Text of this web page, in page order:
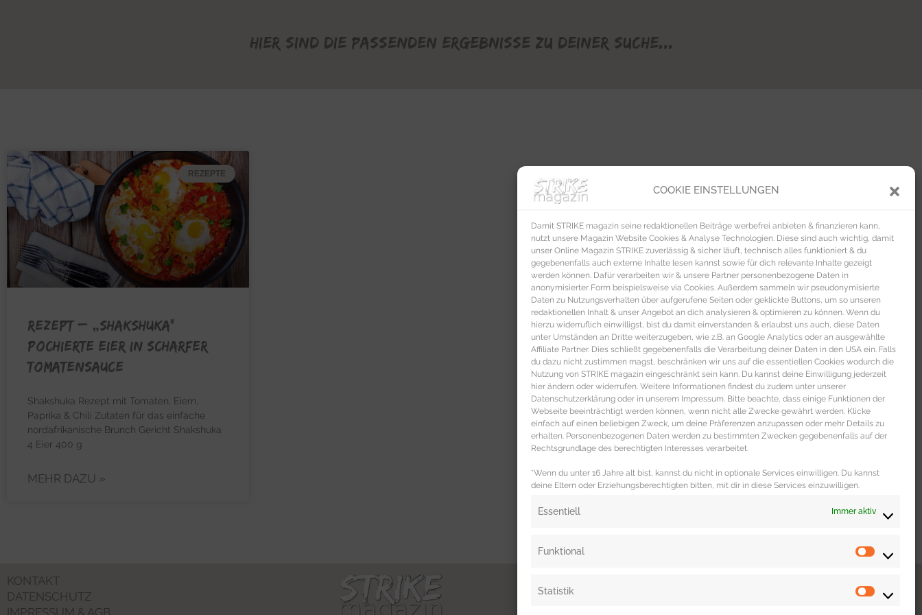
COOKIE EINSTELLUNGEN
Damit STRIKE magazin seine redaktionellen Beiträge werbefrei anbieten & finanzieren kann,
nutzt unsere Magazin Website Cookies & Analyse Technologien. Diese sind auch wichtig, damit
unser Online Magazin STRIKE zuverlässig & sicher läuft, technisch alles funktioniert & du
gegebenenfalls auch externe Inhalte lesen kannst sowie für dich relevante Inhalte gezeigt
werden können. Dafür verarbeiten wir & unsere Partner personenbezogene Daten in
anonymisierter Form beispielsweise via Cookies. Außerdem sammeln wir pseudonymisierte
Daten zu Nutzungsverhalten über aufgerufene Seiten oder geklickte Buttons, um so unseren
redaktionellen Inhalt & unser Angebot an dich analysieren & optimieren zu können. Wenn du
hierzu widerruflich einwilligst, bist du damit einverstanden & erlaubst uns auch, diese Daten
unter Umständen an Dritte weiterzugeben, wie z.B. an Google Analytics oder an ausgewählte
Affiliate Partner. Dies schließt gegebenenfalls die Verarbeitung deiner Daten in den USA ein. Falls
du dazu nicht zustimmen magst, beschränken wir uns auf die essentiellen Cookies wodurch die
Nutzung von STRIKE magazin eingeschränkt sein kann. Du kannst deine Einwilligung jederzeit
hier ändern oder widerrufen. Weitere Informationen findest du zudem unter unserer
Datenschutzerklärung oder in unserem Impressum. Bitte beachte, dass einige Funktionen der
Webseite beeinträchtigt werden können, wenn nicht alle Zwecke gewährt werden. Klicke
einfach auf einen beliebigen Zweck, um deine Präferenzen anzupassen oder mehr Details zu
erhalten. Personenbezogenen Daten werden zu bestimmten Zwecken gegebenenfalls auf der
Rechtsgrundlage des berechtigten Interesses verarbeitet.
*Wenn du unter 16 Jahre alt bist, kannst du nicht in optionale Services einwilligen. Du kannst
deine Eltern oder Erziehungsberechtigten bitten, mit dir in diese Services einzuwilligen.
Essentiell Immer aktiv
Funktional
Statistik
Hier sind die passenden Ergebnisse zu deiner Suche...
REZEPTE
REZEPT – „Shakshuka“
pochierte Eier in scharfer
Tomatensauce
Shakshuka Rezept mit Tomaten, Eiern,
Paprika & Chili Zutaten für das einfache
nordafrikanische Brunch Gericht Shakshuka
4 Eier 400 g
MEHR DAZU »
KONTAKT
DATENSCHUTZ
IMPRESSUM & AGB